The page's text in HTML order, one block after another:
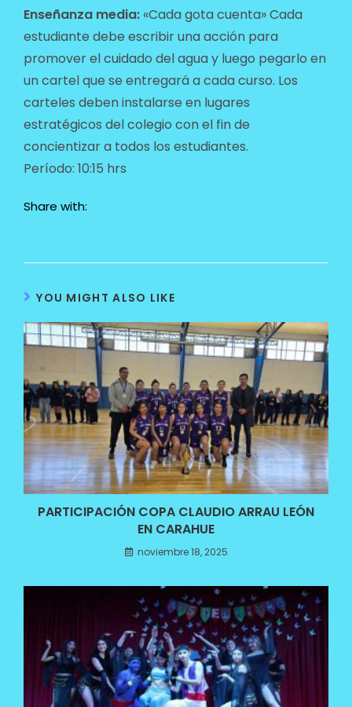
Enseñanza media: «Cada gota cuenta» Cada
estudiante debe escribir una acción para
promover el cuidado del agua y luego pegarlo en
un cartel que se entregará a cada curso. Los
carteles deben instalarse en lugares
estratégicos del colegio con el fin de
concientizar a todos los estudiantes.
Período: 10:15 hrs
Share with:
YOU MIGHT ALSO LIKE
PARTICIPACIÓN COPA CLAUDIO ARRAU LEÓN
EN CARAHUE
noviembre 18, 2025